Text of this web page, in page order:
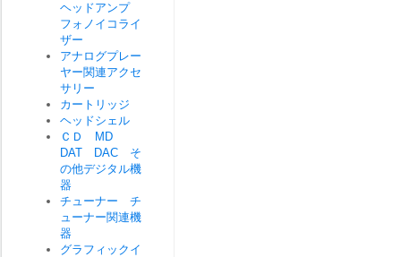
ヘッドアンプ
フォノイコライ
ザー
アナログプレー
ヤー関連アクセ
サリー
カートリッジ
ヘッドシェル
ＣＤ MD
DAT DAC そ
の他デジタル機
器
チューナー チ
ューナー関連機
器
グラフィックイ